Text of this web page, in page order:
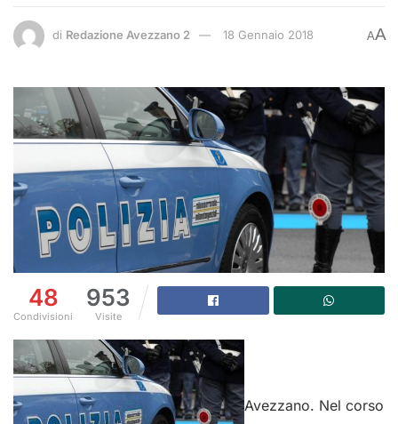
di Redazione Avezzano 2 18 Gennaio 2018 AA
48
Condivisioni
953
Visite
Avezzano. Nel corso